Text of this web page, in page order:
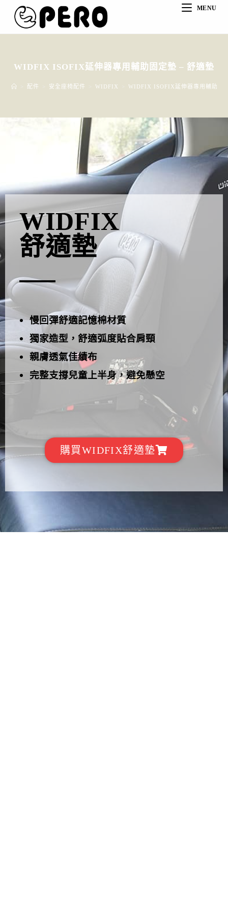
MENU
WIDFIX ISOFIX延伸器專用輔助固定墊 – 舒適墊
配件 安全座椅配件 WIDFIX WIDFIX ISOFIX延伸器專用輔助固
WIDFIX
舒適墊
慢回彈舒適記憶棉材質
獨家造型，舒適弧度貼合肩頸
親膚透氣佳績布
完整支撐兒童上半身，避免懸空
購買WIDFIX舒適墊